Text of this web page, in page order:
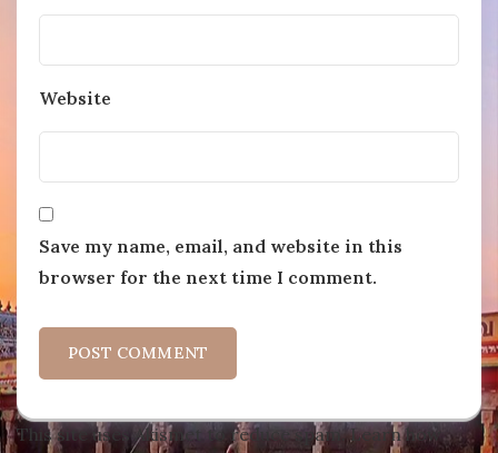
Website
Save my name, email, and website in this
browser for the next time I comment.
This site uses Akismet to reduce spam.Learn how